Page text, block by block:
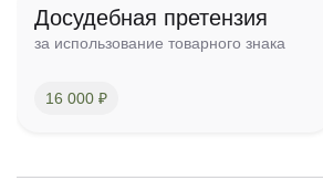
Досудебная претензия
за использование товарного знака
16 000 ₽